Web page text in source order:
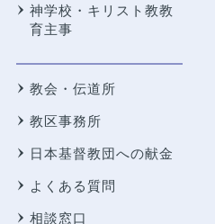
神学校・キリスト教教
育主事
教会・伝道所
教区事務所
日本基督教団への献金
よくある質問
相談窓口